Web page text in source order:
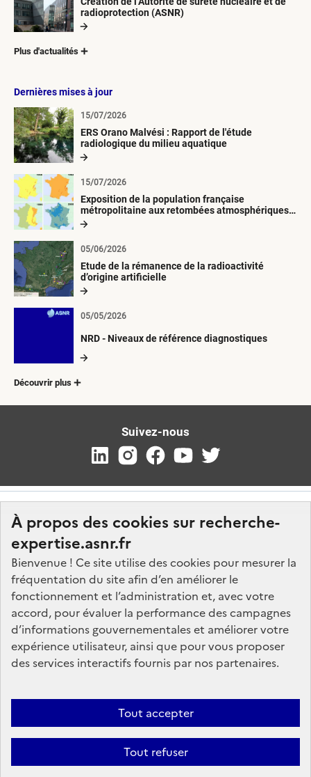
À propos des cookies sur recherche-
expertise.asnr.fr
Bienvenue ! Ce site utilise des cookies pour mesurer la
fréquentation du site afin d’en améliorer le
fonctionnement et l’administration et, avec votre
accord, pour évaluer la performance des campagnes
d’informations gouvernementales et améliorer votre
expérience utilisateur, ainsi que pour vous proposer
des services interactifs fournis par nos partenaires.
Tout accepter
Tout refuser
radioprotection (ASNR)
Plus d'actualités
Dernières mises à jour
ERS Orano Malvési : Rapport de l'étude
radiologique du milieu aquatique
15/07/2026
Exposition de la population française
métropolitaine aux retombées atmosphériques
radioactives depuis 1945
15/07/2026
Etude de la rémanence de la radioactivité
d’origine artificielle
05/06/2026
NRD - Niveaux de référence diagnostiques
05/05/2026
Découvrir plus
Suivez-nous
Nos marchés
Nos offres d'emploi
FAQ
Glossaire
Plan du site